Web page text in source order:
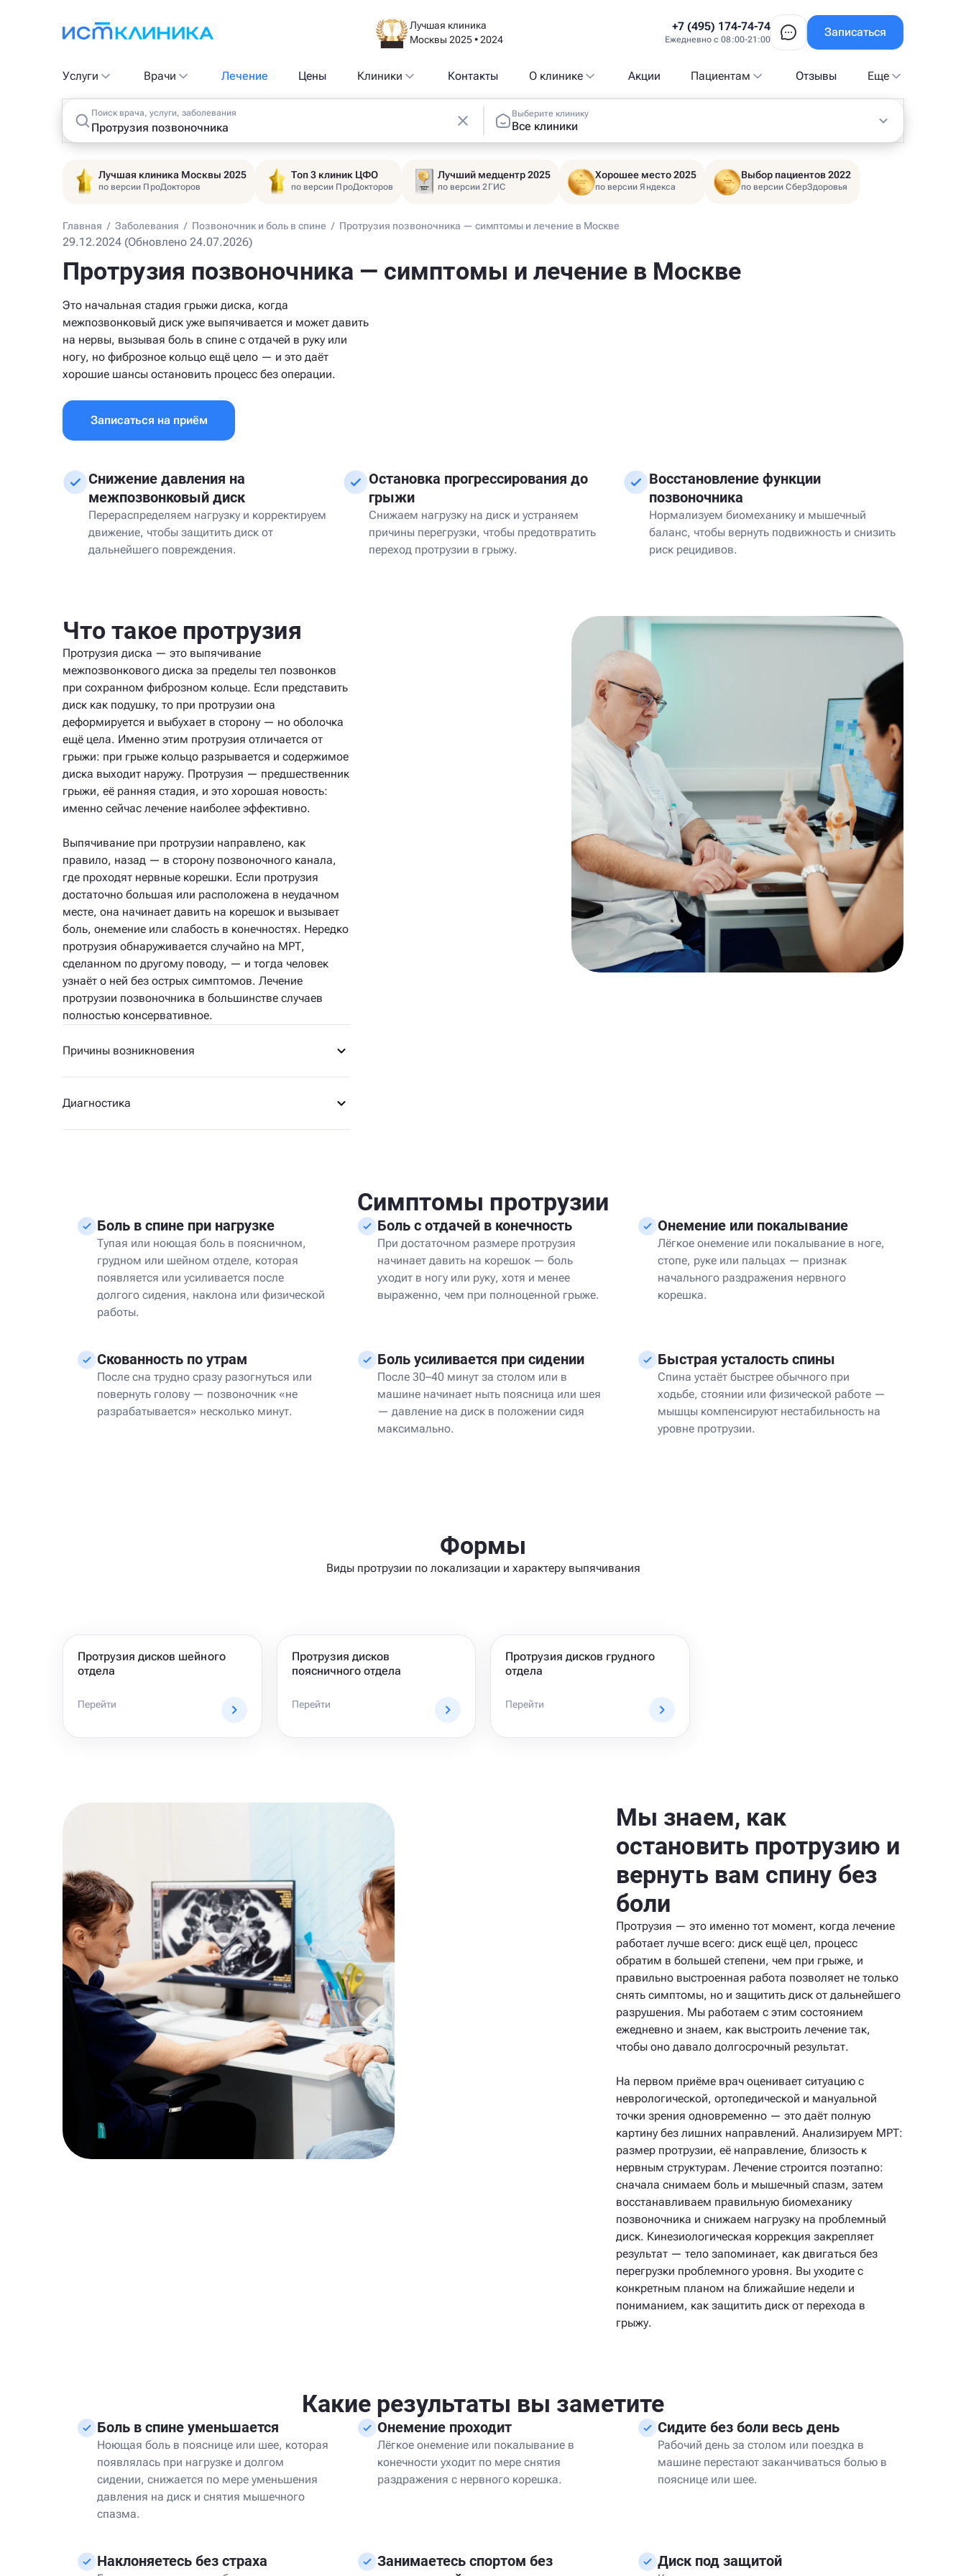
Лучшая клиника
Москвы 2025 • 2024
+7 (495) 174-74-74
Ежедневно с 08:00-21:00
Записаться
Услуги Врачи Лечение Цены Клиники Контакты О клинике Акции Пациентам Отзывы Еще
Поиск врача, услуги, заболевания Выберите клинику
Все клиники
Лучшая клиника Москвы 2025
по версии ПроДокторов
Топ 3 клиник ЦФО
по версии ПроДокторов
Лучший медцентр 2025
по версии 2ГИС
Хорошее место 2025
по версии Яндекса
Выбор пациентов 2022
по версии СберЗдоровья
Главная / Заболевания / Позвоночник и боль в спине / Протрузия позвоночника — симптомы и лечение в Москве
29.12.2024 (Обновлено 24.07.2026)
Протрузия позвоночника — симптомы и лечение в Москве
Это начальная стадия грыжи диска, когда
межпозвонковый диск уже выпячивается и может давить
на нервы, вызывая боль в спине с отдачей в руку или
ногу, но фиброзное кольцо ещё цело — и это даёт
хорошие шансы остановить процесс без операции.
Записаться на приём
Снижение давления на
межпозвонковый диск
Перераспределяем нагрузку и корректируем
движение, чтобы защитить диск от
дальнейшего повреждения.
Остановка прогрессирования до
грыжи
Снижаем нагрузку на диск и устраняем
причины перегрузки, чтобы предотвратить
переход протрузии в грыжу.
Восстановление функции
позвоночника
Нормализуем биомеханику и мышечный
баланс, чтобы вернуть подвижность и снизить
риск рецидивов.
Что такое протрузия
Протрузия диска — это выпячивание
межпозвонкового диска за пределы тел позвонков
при сохранном фиброзном кольце. Если представить
диск как подушку, то при протрузии она
деформируется и выбухает в сторону — но оболочка
ещё цела. Именно этим протрузия отличается от
грыжи: при грыже кольцо разрывается и содержимое
диска выходит наружу. Протрузия — предшественник
грыжи, её ранняя стадия, и это хорошая новость:
именно сейчас лечение наиболее эффективно.
Выпячивание при протрузии направлено, как
правило, назад — в сторону позвоночного канала,
где проходят нервные корешки. Если протрузия
достаточно большая или расположена в неудачном
месте, она начинает давить на корешок и вызывает
боль, онемение или слабость в конечностях. Нередко
протрузия обнаруживается случайно на МРТ,
сделанном по другому поводу, — и тогда человек
узнаёт о ней без острых симптомов. Лечение
протрузии позвоночника в большинстве случаев
полностью консервативное.
Причины возникновения
Диагностика
Симптомы протрузии
Боль в спине при нагрузке
Тупая или ноющая боль в поясничном,
грудном или шейном отделе, которая
появляется или усиливается после
долгого сидения, наклона или физической
работы.
Боль с отдачей в конечность
При достаточном размере протрузия
начинает давить на корешок — боль
уходит в ногу или руку, хотя и менее
выраженно, чем при полноценной грыже.
Онемение или покалывание
Лёгкое онемение или покалывание в ноге,
стопе, руке или пальцах — признак
начального раздражения нервного
корешка.
Скованность по утрам
После сна трудно сразу разогнуться или
повернуть голову — позвоночник «не
разрабатывается» несколько минут.
Боль усиливается при сидении
После 30–40 минут за столом или в
машине начинает ныть поясница или шея
— давление на диск в положении сидя
максимально.
Быстрая усталость спины
Спина устаёт быстрее обычного при
ходьбе, стоянии или физической работе —
мышцы компенсируют нестабильность на
уровне протрузии.
Формы
Виды протрузии по локализации и характеру выпячивания
Протрузия дисков шейного
отдела
Перейти
Протрузия дисков
поясничного отдела
Перейти
Протрузия дисков грудного
отдела
Перейти
Мы знаем, как
остановить протрузию и
вернуть вам спину без
боли
Протрузия — это именно тот момент, когда лечение
работает лучше всего: диск ещё цел, процесс
обратим в большей степени, чем при грыже, и
правильно выстроенная работа позволяет не только
снять симптомы, но и защитить диск от дальнейшего
разрушения. Мы работаем с этим состоянием
ежедневно и знаем, как выстроить лечение так,
чтобы оно давало долгосрочный результат.
На первом приёме врач оценивает ситуацию с
неврологической, ортопедической и мануальной
точки зрения одновременно — это даёт полную
картину без лишних направлений. Анализируем МРТ:
размер протрузии, её направление, близость к
нервным структурам. Лечение строится поэтапно:
сначала снимаем боль и мышечный спазм, затем
восстанавливаем правильную биомеханику
позвоночника и снижаем нагрузку на проблемный
диск. Кинезиологическая коррекция закрепляет
результат — тело запоминает, как двигаться без
перегрузки проблемного уровня. Вы уходите с
конкретным планом на ближайшие недели и
пониманием, как защитить диск от перехода в
грыжу.
Какие результаты вы заметите
Боль в спине уменьшается
Ноющая боль в пояснице или шее, которая
появлялась при нагрузке и долгом
сидении, снижается по мере уменьшения
давления на диск и снятия мышечного
спазма.
Онемение проходит
Лёгкое онемение или покалывание в
конечности уходит по мере снятия
раздражения с нервного корешка.
Сидите без боли весь день
Рабочий день за столом или поездка в
машине перестают заканчиваться болью в
пояснице или шее.
Наклоняетесь без страха
Занимаетесь спортом без
Диск под защитой